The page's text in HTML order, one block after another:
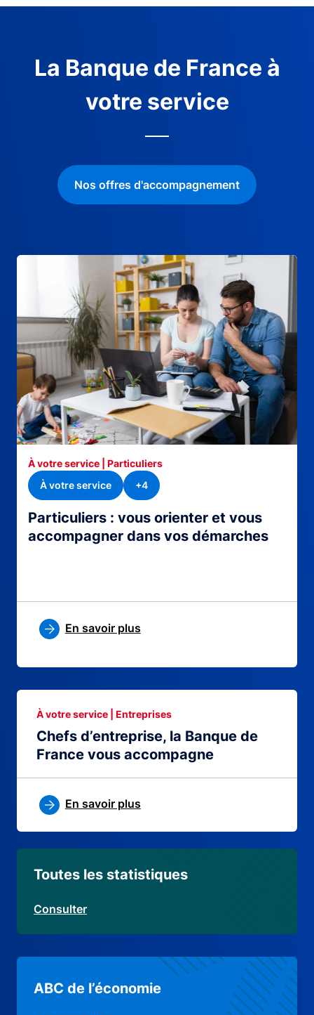
La Banque de France à
votre service
Nos offres d'accompagnement
Particuliers : vous orienter et vous
accompagner dans vos démarches
À votre service | Particuliers
À votre service
+4
En savoir plus
Chefs d’entreprise, la Banque de
France vous accompagne
À votre service | Entreprises
En savoir plus
Toutes les statistiques
Consulter
ABC de l’économie